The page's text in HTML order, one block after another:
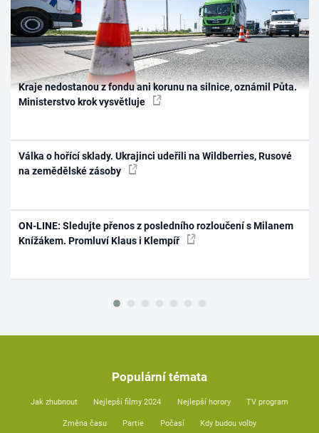
Kraje nedostanou z fondu ani korunu na silnice, oznámil Půta.
Ministerstvo krok vysvětluje
Válka o hořící sklady. Ukrajinci udeřili na Wildberries, Rusové
na zemědělské zásoby
ON-LINE: Sledujte přenos z posledního rozloučení s Milanem
Knížákem. Promluví Klaus i Klempíř
Populární témata
Jak zhubnout Nejlepší filmy 2024 Nejlepší horory TV program
Změna času Partie Počasí Kdy budou volby